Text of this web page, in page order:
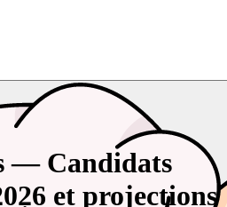
— Candidats
et projections